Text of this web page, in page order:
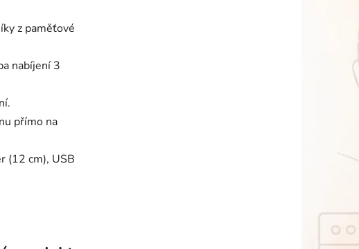
z paměťové
nabíjení 3
přímo na
(12 cm), USB